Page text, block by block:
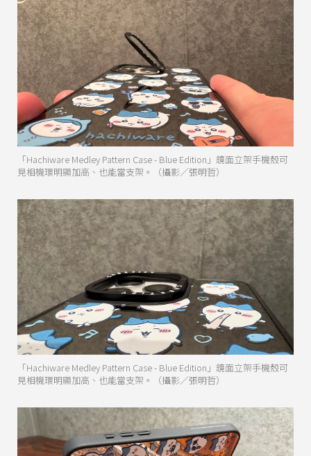
「Hachiware Medley Pattern Case - Blue Edition」鏡面立架手機殼可
見相機環明顯加高、也能當支架。（攝影／張明哲）
「Hachiware Medley Pattern Case - Blue Edition」鏡面立架手機殼可
見相機環明顯加高、也能當支架。（攝影／張明哲）